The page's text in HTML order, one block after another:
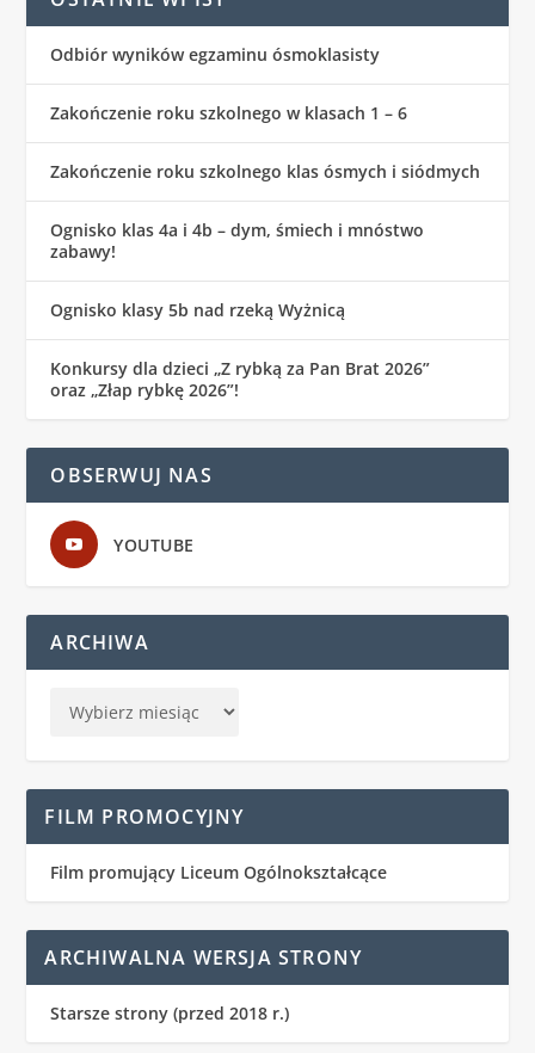
Odbiór wyników egzaminu ósmoklasisty
Zakończenie roku szkolnego w klasach 1 – 6
Zakończenie roku szkolnego klas ósmych i siódmych
Ognisko klas 4a i 4b – dym, śmiech i mnóstwo
zabawy!
Ognisko klasy 5b nad rzeką Wyżnicą
Konkursy dla dzieci „Z rybką za Pan Brat 2026”
oraz „Złap rybkę 2026”!
OBSERWUJ NAS
YOUTUBE
ARCHIWA
FILM PROMOCYJNY
Film promujący Liceum Ogólnokształcące
ARCHIWALNA WERSJA STRONY
Starsze strony (przed 2018 r.)